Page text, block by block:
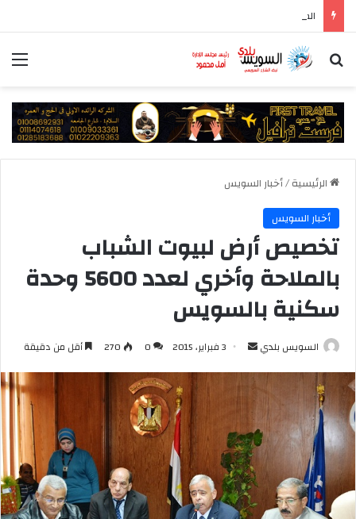
بحث عن
الرئيسية/أخبار السويس
أخبار السويس
تخصيص أرض لبيوت الشباب
بالملاحة وأخري لعدد 5600 وحدة
سكنية بالسويس
السويس بلدي
أرسل
إلكترونيا
3 فبراير، 2015 0
270 أقل من دقيقة